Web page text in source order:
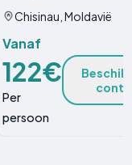
Chisinau, Moldavië
Vanaf
122€
Per
persoon